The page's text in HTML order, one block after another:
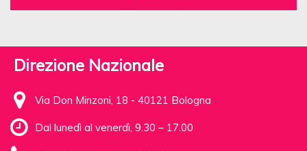
Direzione Nazionale
Via Don Minzoni, 18 - 40121 Bologna
Dal lunedì al venerdì, 9.30 – 17.00